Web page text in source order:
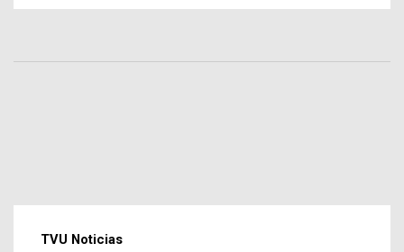
TVU Noticias